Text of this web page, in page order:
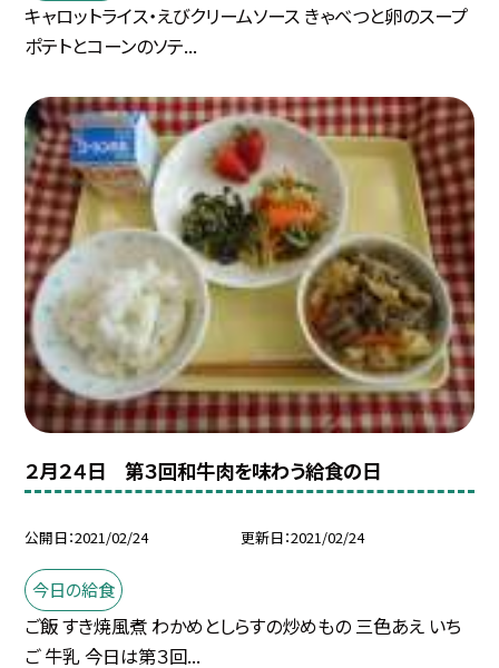
キャロットライス・えびクリームソース きゃべつと卵のスープ
ポテトとコーンのソテ...
２月２４日 第３回和牛肉を味わう給食の日
公開日 2021/02/24 更新日 2021/02/24
今日の給食
ご飯 すき焼風煮 わかめとしらすの炒めもの 三色あえ いち
ご 牛乳 今日は第３回...